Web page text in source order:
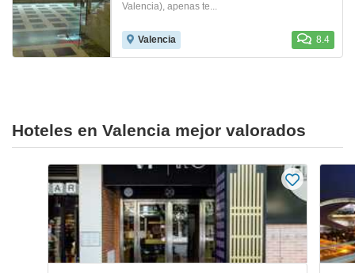
Valencia), apenas te...
Valencia 8.4
Hoteles en Valencia mejor valorados